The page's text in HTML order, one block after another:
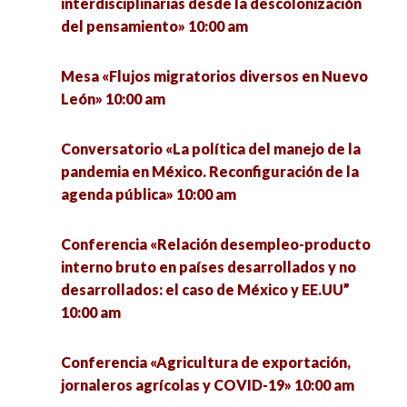
nuevo modelo de sentir, pensar y actuar» 10:40
Mesa «La ciudad de los que llegan: desplazados
forzados en las ciudades y COVID-19» 11:00 am
Conferencia «El espacio público en perspectiva.
Constantes físicas, constantes simbólicas»
11:20 am
Presentación de revistas «Movimientos» y «De
Política». Construyendo Conexiones 1:00 pm
Video debate «Con los pies sobre la tierra» 1:00
Mesa «Los retos que presenta la Agenda 2030.
Conferencia «Neoliberalismo y comunicación»
Conferencia «Revelaciones sobre la educación a
Ponencia «Las ciencias sociales en los estudios
del deporte» 10:00 am
Conversatorio «Implicaciones del COVID- 19 en
las investigaciones del Posgrado en Ciencias
Políticas y Sociales. Estrategias frente a la
nueva normalidad» 10:30 am
Conferencia «La docencia frente a la inclusión
educativa y tecnológica» 10:40 am
del pensamiento» 10:00 am
Mesa «Flujos migratorios diversos en Nuevo
León» 10:00 am
Conversatorio «La política del manejo de la
pandemia en México. Reconfiguración de la
agenda pública» 10:00 am
Conferencia «Relación desempleo-producto
interno bruto en países desarrollados y no
desarrollados: el caso de México y EE.UU”
10:00 am
Conferencia «Agricultura de exportación,
jornaleros agrícolas y COVID-19» 10:00 am